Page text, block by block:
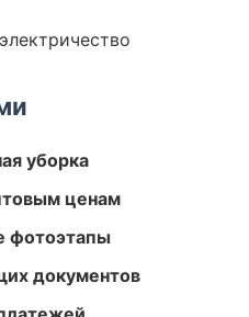
уборка
ценам
фотоэтапы
документов